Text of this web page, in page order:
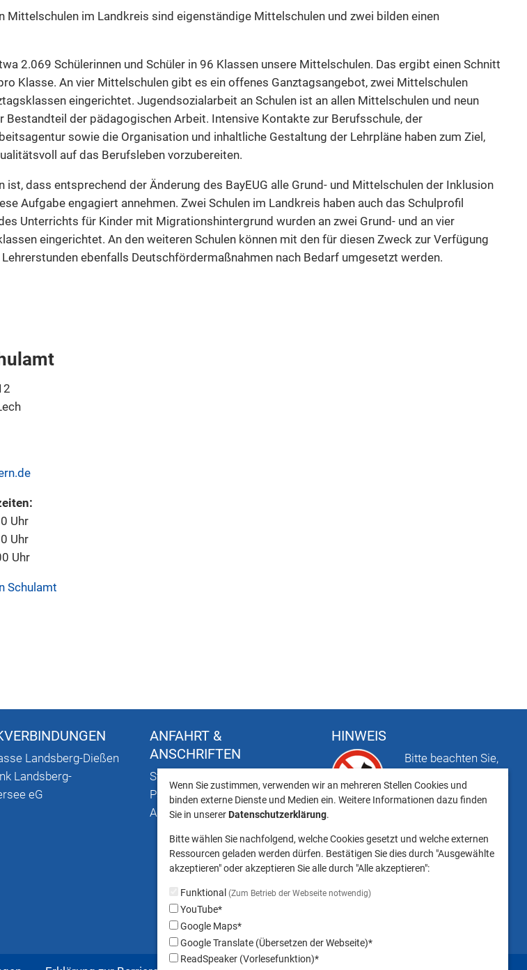
Mittelschulen im Landkreis sind eigenständige Mittelschulen und zwei bilden einen
2.069 Schülerinnen und Schüler in 96 Klassen unsere Mittelschulen. Das ergibt einen Schnitt
Klasse. An vier Mittelschulen gibt es ein offenes Ganztagsangebot, zwei Mittelschulen
eingerichtet. Jugendsozialarbeit an Schulen ist an allen Mittelschulen und neun
Bestandteil der pädagogischen Arbeit. Intensive Kontakte zur Berufsschule, der
sowie die Organisation und inhaltliche Gestaltung der Lehrpläne haben zum Ziel,
auf das Berufsleben vorzubereiten.
ist, dass entsprechend der Änderung des BayEUG alle Grund- und Mittelschulen der Inklusion
Aufgabe engagiert annehmen. Zwei Schulen im Landkreis haben auch das Schulprofil
Unterrichts für Kinder mit Migrationshintergrund wurden an zwei Grund- und an vier
eingerichtet. An den weiteren Schulen können mit den für diesen Zweck zur Verfügung
ebenfalls Deutschfördermaßnahmen nach Bedarf umgesetzt werden.
Uhr
Uhr
Uhr
Schulamt
Landsberg-Dießen
Landsberg-
eG
ANFAHRT &
ANSCHRIFTEN
Stadtplan mit
Parkmöglichkeiten
Anschriften
HINWEIS
Bitte beachten Sie,
von Tieren ins
gestattet ist.
Wenn Sie zustimmen, verwenden wir an mehreren Stellen Cookies und
binden externe Dienste und Medien ein. Weitere Informationen dazu finden
Sie in unserer Datenschutzerklärung.
Bitte wählen Sie nachfolgend, welche Cookies gesetzt und welche externen
Ressourcen geladen werden dürfen. Bestätigen Sie dies durch "Ausgewählte
akzeptieren" oder akzeptieren Sie alle durch "Alle akzeptieren":
Funktional (Zum Betrieb der Webseite notwendig)
YouTube*
Google Maps*
Google Translate (Übersetzen der Webseite)*
ReadSpeaker (Vorlesefunktion)*